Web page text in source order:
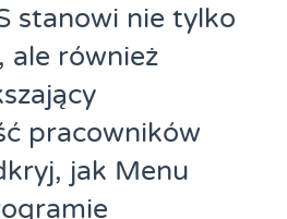
stanowi nie tylko
ale również
pracowników
jak Menu